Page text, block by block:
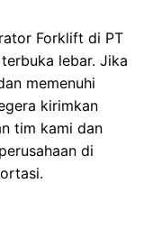
Forklift di PT
lebar. Jika
memenuhi
kirimkan
tim kami dan
di